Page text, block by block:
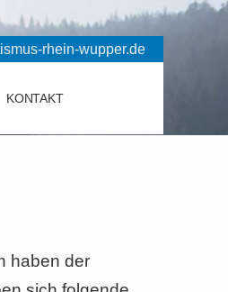
rhein-wupper.de
KONTAKT
haben der